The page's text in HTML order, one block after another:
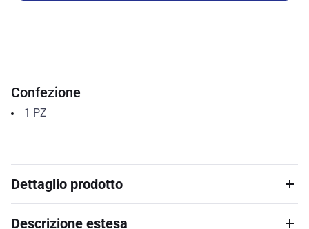
Confezione
1 PZ
Dettaglio prodotto
Descrizione estesa